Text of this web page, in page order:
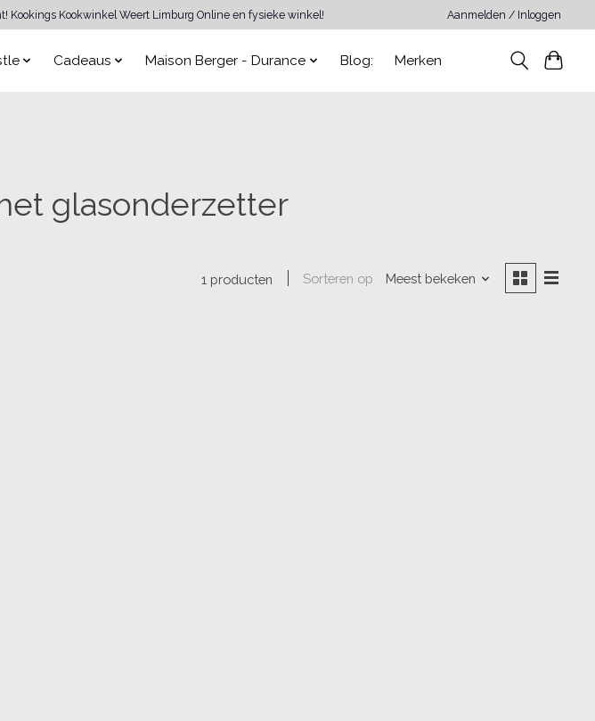
Kookings Kookwinkel Weert Limburg Online en fysieke winkel! Aanmelden / Inloggen
Cadeaus Maison Berger - Durance Blog: Merken
glasonderzetter
1 producten Sorteren op Meest bekeken